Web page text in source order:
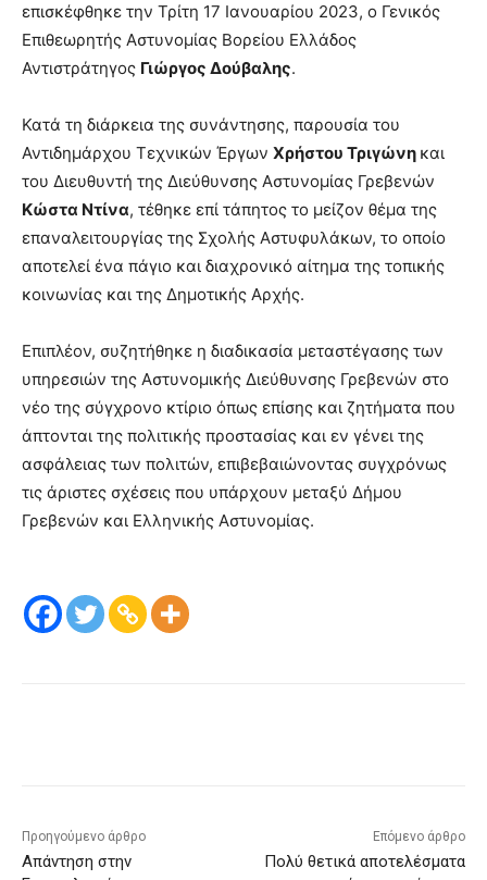
επισκέφθηκε την Τρίτη 17 Ιανουαρίου 2023, ο Γενικός
Επιθεωρητής Αστυνομίας Βορείου Ελλάδος
Αντιστράτηγος Γιώργος Δούβαλης.
Κατά τη διάρκεια της συνάντησης, παρουσία του
Αντιδημάρχου Τεχνικών Έργων Χρήστου Τριγώνη και
του Διευθυντή της Διεύθυνσης Αστυνομίας Γρεβενών
Κώστα Ντίνα, τέθηκε επί τάπητος το μείζον θέμα της
επαναλειτουργίας της Σχολής Αστυφυλάκων, το οποίο
αποτελεί ένα πάγιο και διαχρονικό αίτημα της τοπικής
κοινωνίας και της Δημοτικής Αρχής.
Επιπλέον, συζητήθηκε η διαδικασία μεταστέγασης των
υπηρεσιών της Αστυνομικής Διεύθυνσης Γρεβενών στο
νέο της σύγχρονο κτίριο όπως επίσης και ζητήματα που
άπτονται της πολιτικής προστασίας και εν γένει της
ασφάλειας των πολιτών, επιβεβαιώνοντας συγχρόνως
τις άριστες σχέσεις που υπάρχουν μεταξύ Δήμου
Γρεβενών και Ελληνικής Αστυνομίας.
Προηγούμενο άρθρο
Απάντηση στην
Επόμενο άρθρο
Πολύ θετικά αποτελέσματα